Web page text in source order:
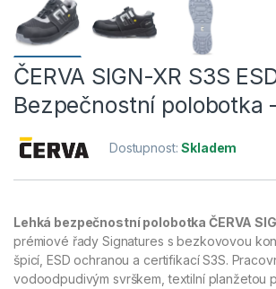
ČERVA SIGN-XR S3S
Bezpečnostní polobotka
Dostupnost:Skladem
Lehká bezpečnostní polobotka ČERVA
prémiové řady Signatures s bezkovovou
špicí, ESD ochranou a certifikací S3S.
vodoodpudivým svrškem, textilní planžetou